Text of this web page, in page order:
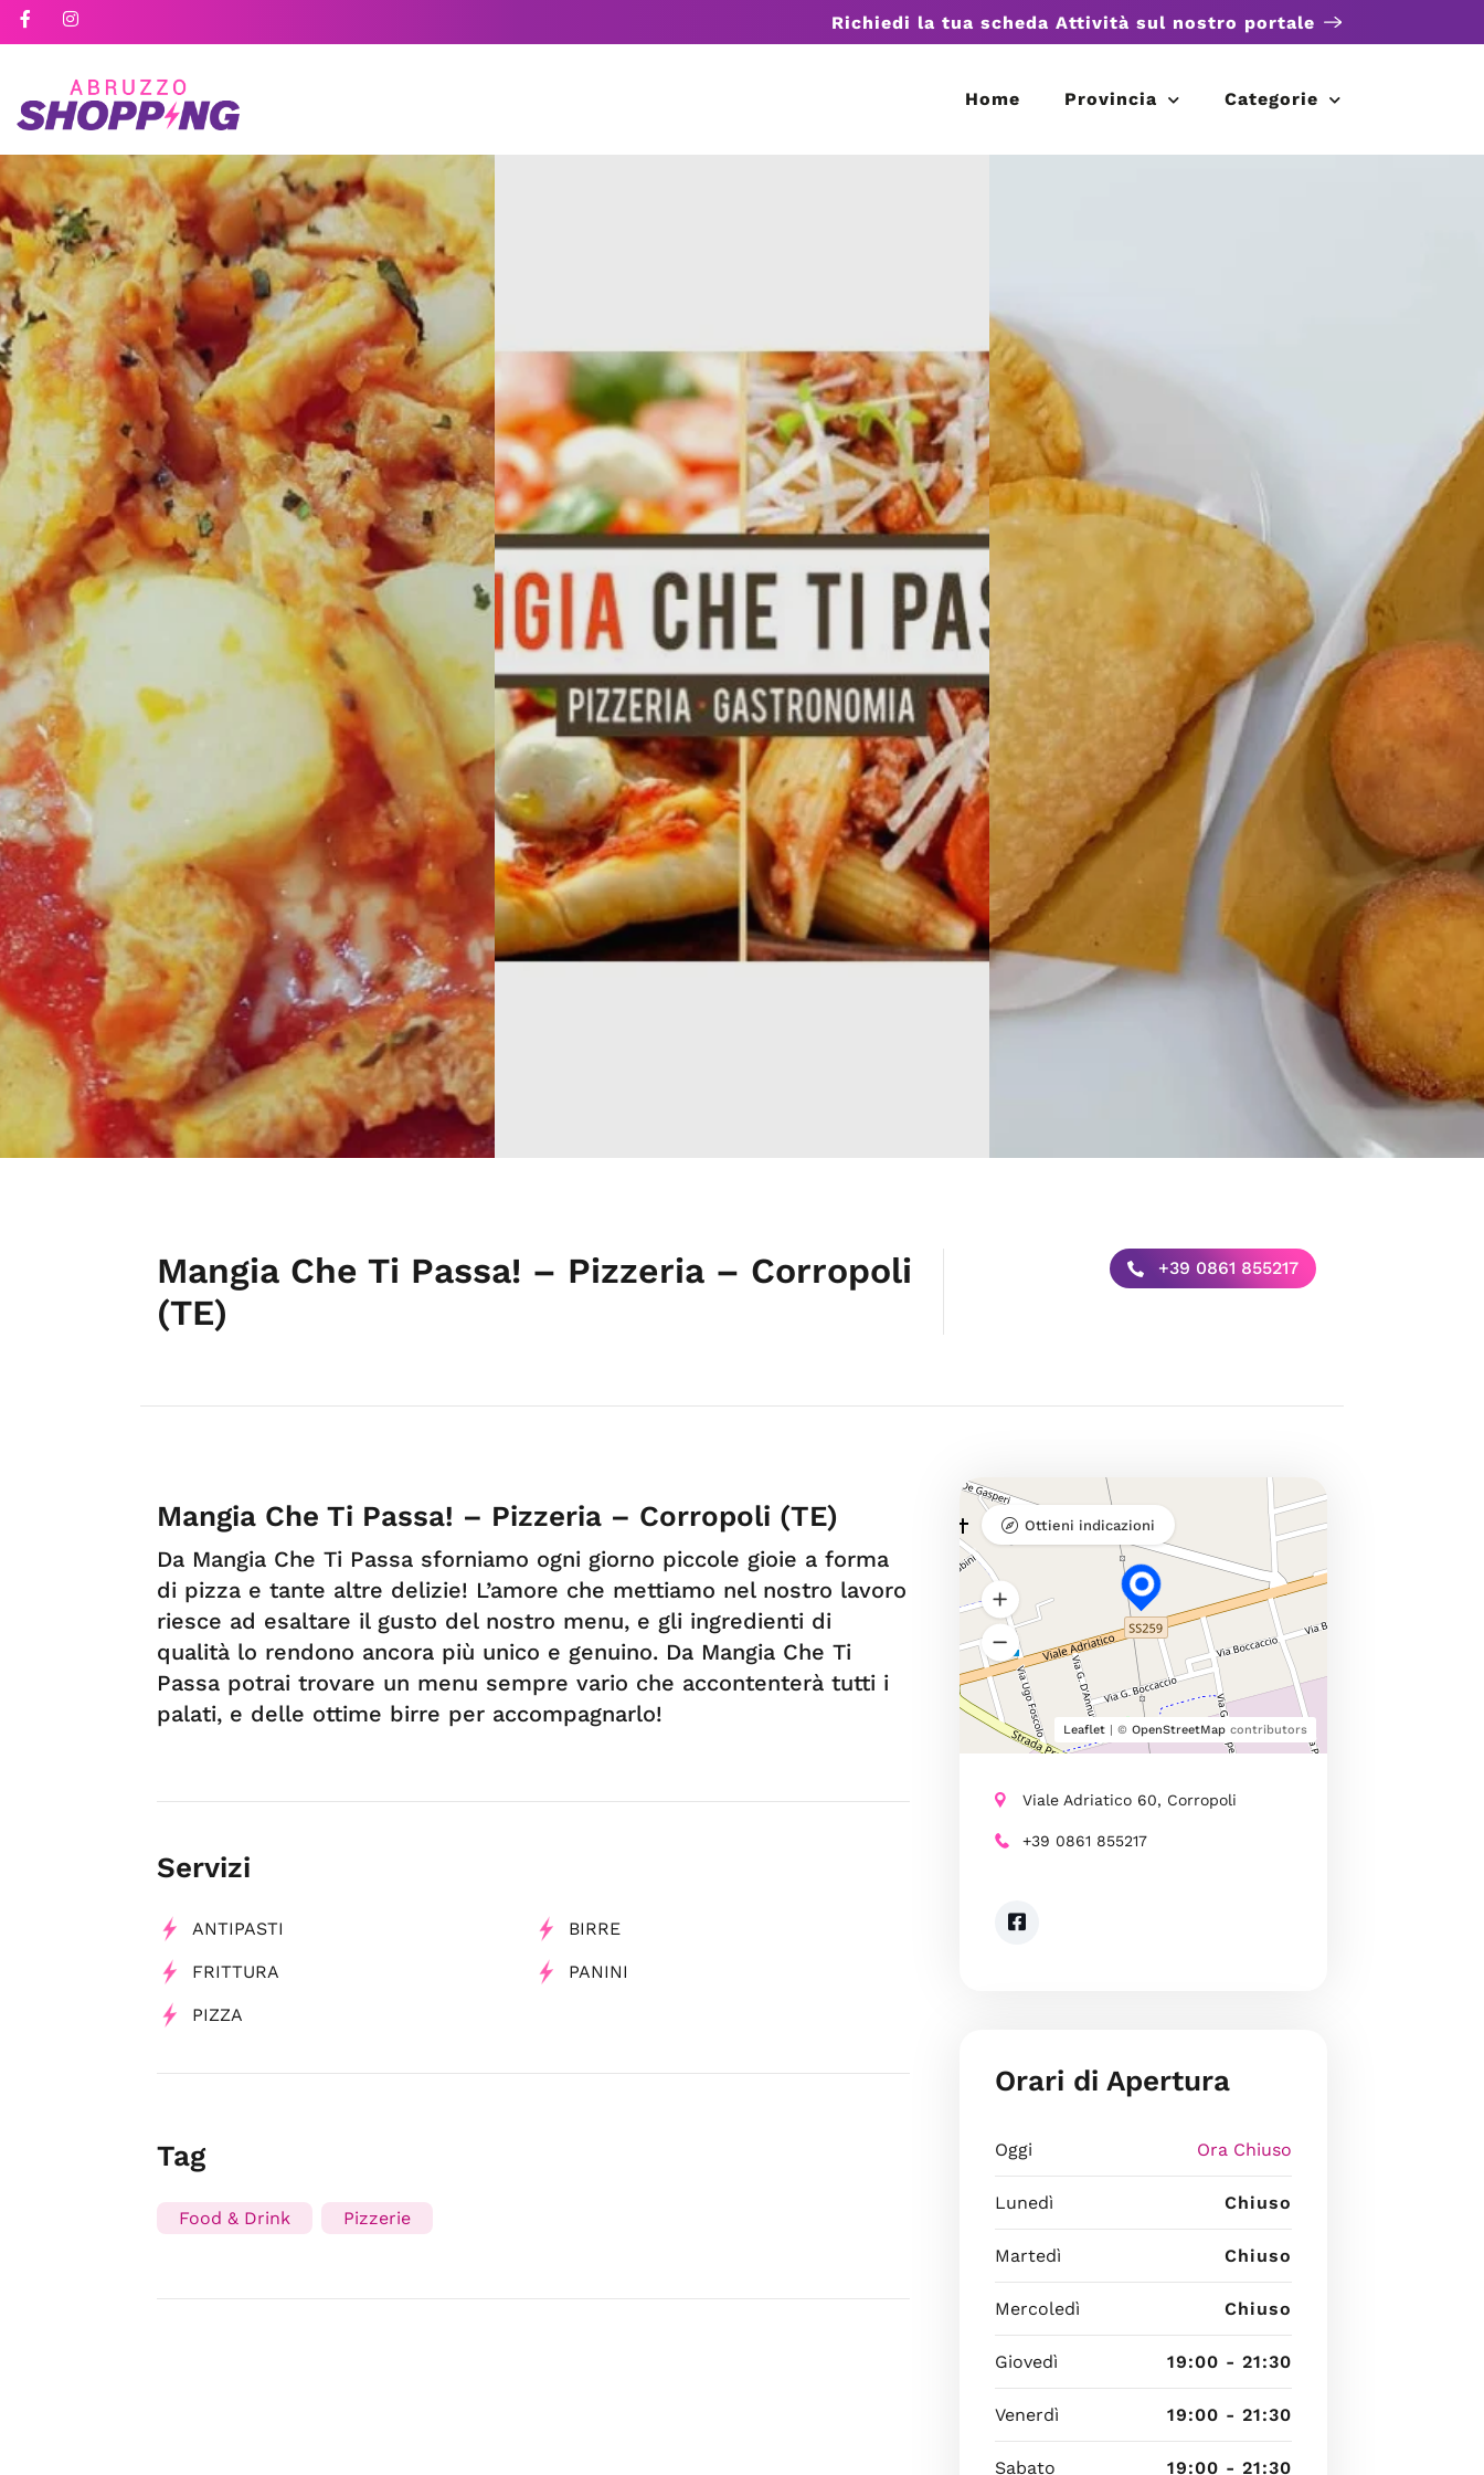
Richiedi la tua scheda Attività sul nostro portale
Home Provincia Categorie
Mangia Che Ti Passa! – Pizzeria – Corropoli
(TE)
+39 0861 855217
Mangia Che Ti Passa! – Pizzeria – Corropoli (TE)
Da Mangia Che Ti Passa sforniamo ogni giorno piccole gioie a forma
di pizza e tante altre delizie! L’amore che mettiamo nel nostro lavoro
riesce ad esaltare il gusto del nostro menu, e gli ingredienti di
qualità lo rendono ancora più unico e genuino. Da Mangia Che Ti
Passa potrai trovare un menu sempre vario che accontenterà tutti i
palati, e delle ottime birre per accompagnarlo!
Servizi
ANTIPASTI BIRRE
FRITTURA PANINI
PIZZA
Tag
Food & Drink Pizzerie
Leaflet| © OpenStreetMapcontributors
Ottieni indicazioni
Viale Adriatico 60, Corropoli
+39 0861 855217
Orari di Apertura
Oggi Ora Chiuso
Lunedì Chiuso
Martedì Chiuso
Mercoledì Chiuso
Giovedì 19:00 - 21:30
Venerdì 19:00 - 21:30
Sabato 19:00 - 21:30